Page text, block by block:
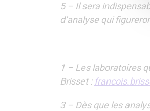
5 – Il sera
d’analyse qui
1 – Les laboratoires
Brisset :
3 – Dès que les